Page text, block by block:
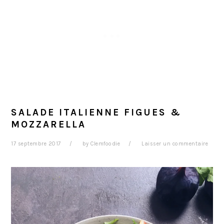
SALADE ITALIENNE FIGUES &
MOZZARELLA
17 septembre 2017 byClemfoodie Laisser un commentaire